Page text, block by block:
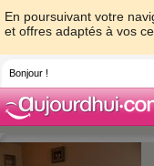
En poursuivant votre
et offres adaptés à vos
Bonjour !